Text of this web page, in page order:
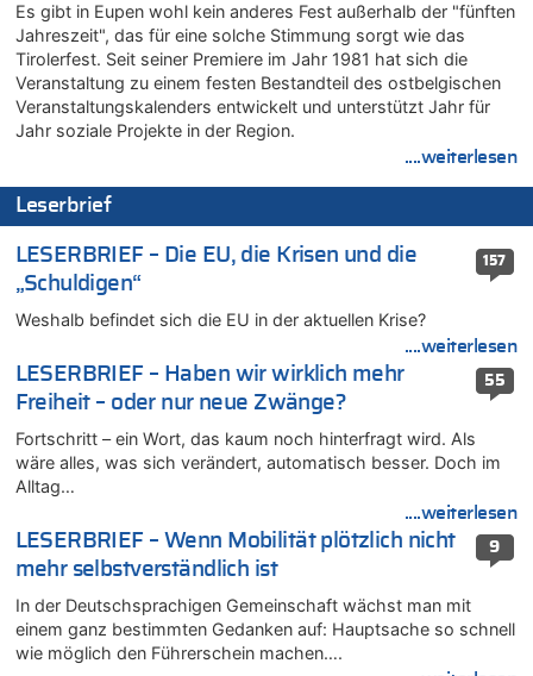
09.08.2026 - 19:27 von Sparwasser zu
Gigantische Marienstatue in Polen – Größer als die Christus-
Figur in Rio – Kitsch, Kunst oder Religion?
09.08.2026 - 19:24 von Sparwasser zu
Politischer Eklat bei der Gedenkfeier in Marcinelle – Meloni:
„Schwerwiegende und beschämende Geste“
Gigantische Marienstatue in Polen – Größer als die Christus-
09.08.2026 - 19:09 von Marcel Scholzen Eimerscheid zu
Gigantische Marienstatue in Polen – Größer als die Christus-
Figur in Rio – Kitsch, Kunst oder Religion?
09.08.2026 - 19:01 von die Wahrheit zu
Politischer Eklat bei der Gedenkfeier in Marcinelle – Meloni:
„Schwerwiegende und beschämende Geste“
09.08.2026 - 18:54 von Pierre zu
Politischer Eklat bei der Gedenkfeier in Marcinelle – Meloni:
„Schwerwiegende und beschämende Geste“
09.08.2026 - 18:19 von Wolfgang2 zu
Zurück an den Rhein: Hendrich wechselt zum 1. FC Köln
09.08.2026 - 18:12 von Dax zu
Politischer Eklat bei der Gedenkfeier in Marcinelle – Meloni:
„Schwerwiegende und beschämende Geste“
09.08.2026 - 17:58 von Wolfgang2 zu
Kollision zwischen Autofahrer und Radfahrer an RAVeL-Weg
Es gibt in Eupen wohl kein anderes Fest außerhalb der "fünften
Jahreszeit", das für eine solche Stimmung sorgt wie das
Tirolerfest. Seit seiner Premiere im Jahr 1981 hat sich die
Veranstaltung zu einem festen Bestandteil des ostbelgischen
Veranstaltungskalenders entwickelt und unterstützt Jahr für
Jahr soziale Projekte in der Region.
....weiterlesen
Leserbrief
157
LESERBRIEF – Die EU, die Krisen und die
„Schuldigen“
Weshalb befindet sich die EU in der aktuellen Krise?
....weiterlesen
55
LESERBRIEF – Haben wir wirklich mehr
Freiheit – oder nur neue Zwänge?
Fortschritt – ein Wort, das kaum noch hinterfragt wird. Als
wäre alles, was sich verändert, automatisch besser. Doch im
Alltag…
....weiterlesen
9
LESERBRIEF – Wenn Mobilität plötzlich nicht
mehr selbstverständlich ist
In der Deutschsprachigen Gemeinschaft wächst man mit
einem ganz bestimmten Gedanken auf: Hauptsache so schnell
wie möglich den Führerschein machen….